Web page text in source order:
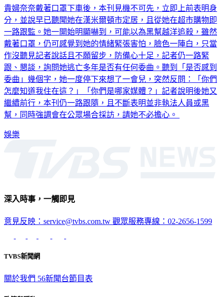
貴婦奈奈戴著口罩下車後，本刊見機不可先，立即上前表明身
分，並說早已聽聞她在漢米爾頓市定居，且從她在超市購物即
一路跟監。她一開始明顯嚇到，可能以為黑幫越洋追殺，雖然
戴著口罩，仍可感覺到她的情緒緊張害怕，臉色一陣白，只當
作沒聽見記者說話且不願留步，防備心十足，記者仍一路緊
跟、懇談，詢問她逃亡多年是否有任何委曲。聽到「是否感到
委曲」幾個字，她一度停下來想了一會兒，突然反問：「你們
怎麼知道我住在這？」「你們是哪家媒體？」記者說明後她又
繼續前行，本刊仍一路跟隨，且不斷表明並非執法人員或黑
幫，同時強調會在公眾場合採訪，請她不必擔心。
娛樂
深入時事，一觸即見
意見反映：service@tvbs.com.tw 觀眾服務專線：02-2656-1599
TVBS新聞網
關於我們 56新聞台節目表